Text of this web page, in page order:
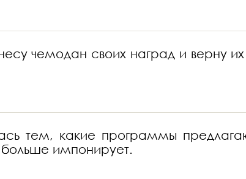
чемодан своих наград и верну
тем, какие программы
импонирует.